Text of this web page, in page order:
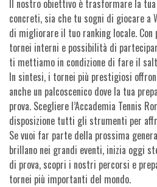
Il nostro obiettivo è trasformare la
concreti, sia che tu sogni di giocare a
di migliorare il tuo ranking locale.
tornei interni e possibilità di
ti mettiamo in condizione di fare il
In sintesi, i tornei più prestigiosi
anche un palcoscenico dove la tua
prova. Scegliere l’Accademia Tennis
disposizione tutti gli strumenti per
Se vuoi far parte della prossima
brillano nei grandi eventi, inizia oggi
di prova, scopri i nostri percorsi e
tornei più importanti del mondo.